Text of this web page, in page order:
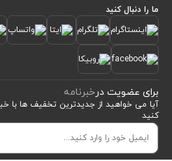
ما را دنبال کنید
برای عضویت درخبرنامه
آیا می خواهید از جدید‌ترین تخفیف‌ ها با‌
کنید